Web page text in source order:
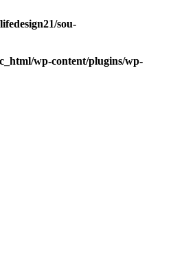
sou-
wp-content/plugins/wp-